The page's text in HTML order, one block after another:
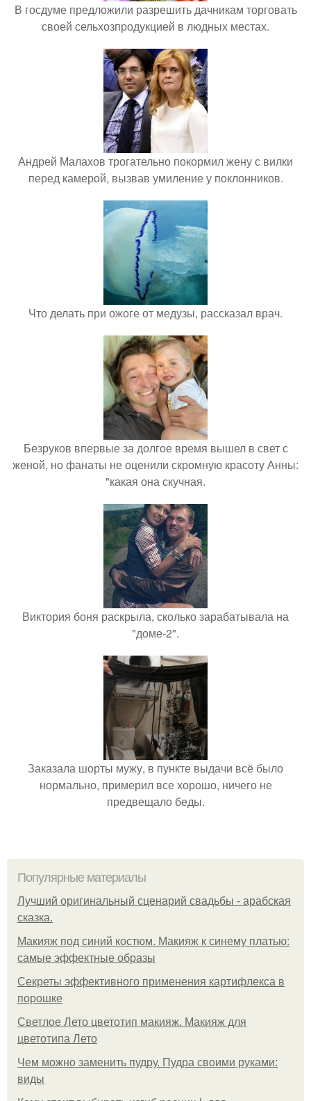
В госдуме предложили разрешить дачникам торговать
своей сельхозпродукцией в людных местах.
Андрей Малахов трогательно покормил жену с вилки
перед камерой, вызвав умиление у поклонников.
Что делать при ожоге от медузы, рассказал врач.
Безруков впервые за долгое время вышел в свет с
женой, но фанаты не оценили скромную красоту Анны:
"какая она скучная.
Виктория боня раскрыла, сколько зарабатывала на
"доме-2".
Заказала шорты мужу, в пункте выдачи всё было
нормально, примерил все хорошо, ничего не
предвещало беды.
Популярные материалы
Лучший оригинальный сценарий свадьбы - арабская
сказка.
Макияж под синий костюм. Макияж к синему платью:
самые эффектные образы
Секреты эффективного применения картифлекса в
порошке
Светлое Лето цветотип макияж. Макияж для
цветотипа Лето
Чем можно заменить пудру. Пудра своими руками:
виды